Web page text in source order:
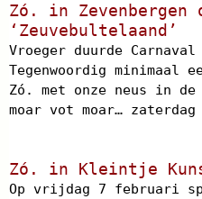
Zó. in Zevenbergen
‘Zeuvebultelaand’
Vroeger duurde
Tegenwoordig minimaal
Zó. met onze neus in
moar vot moar…
Zó. in Kleintje
Op vrijdag 7 februari